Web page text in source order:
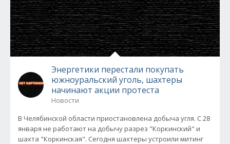
Энергетики перестали покупать
южноуральский уголь, шахтеры
начинают акции протеста
Новости
В Челябинской области приостановлена добыча угля. С 28
января не работают на добычу разрез "Коркинский" и
шахта "Коркинская". Сегодня шахтеры устроили митинг